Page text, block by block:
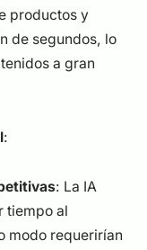
productos y
de segundos, lo
a gran
:
: La IA
tiempo al
modo requerirían